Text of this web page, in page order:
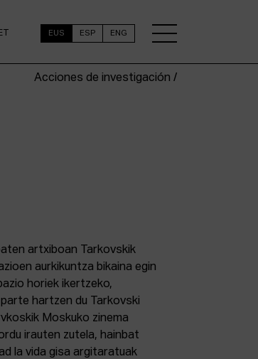
EUS ESP ENG
Acciones de investigación /
artxiboan Tarkovskik
aurkikuntza bikaina egin
horiek ikertzeko,
hartzen du Tarkovski
Moskuko zinema
irauten zutela, hainbat
la vida gisa argitaratuak